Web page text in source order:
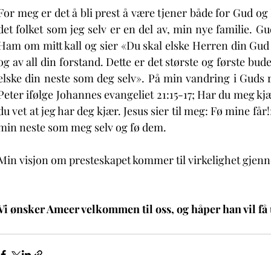
meg er det å bli prest å være tjener både for Gud
folket som jeg selv er en del av, min nye familie.
om mitt kall og sier «Du skal elske Herren din
av all din forstand. Dette er det største og første
din neste som deg selv». På min vandring i Guds
ifølge Johannes evangeliet 21:15-17; Har du meg
vet at jeg har deg kjær. Jesus sier til meg: Fø mine
neste som meg selv og fø dem.
visjon om presteskapet kommer til virkelighet
ønsker Ameer velkommen til oss, og håper han vil